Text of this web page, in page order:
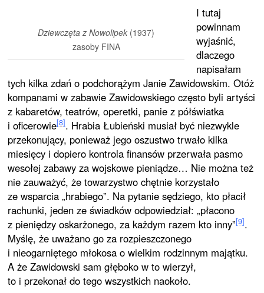
Dziewczęta z Nowolipek (1937)
zasoby FINA
I tutaj
powinnam
wyjaśnić,
dlaczego
napisałam
tych kilka zdań o podchorążym Janie Zawidowskim. Otóż
kompanami w zabawie Zawidowskiego często byli artyści
z kabaretów, teatrów, operetki, panie z półświatka
i oficerowie[8]. Hrabia Łubieński musiał być niezwykle
przekonujący, ponieważ jego oszustwo trwało kilka
miesięcy i dopiero kontrola finansów przerwała pasmo
wesołej zabawy za wojskowe pieniądze… Nie można też
nie zauważyć, że towarzystwo chętnie korzystało
ze wsparcia „hrabiego”. Na pytanie sędziego, kto płacił
rachunki, jeden ze świadków odpowiedział: „płacono
z pieniędzy oskarżonego, za każdym razem kto inny”[9].
Myślę, że uważano go za rozpieszczonego
i nieogarniętego młokosa o wielkim rodzinnym majątku.
A że Zawidowski sam głęboko w to wierzył,
to i przekonał do tego wszystkich naokoło.